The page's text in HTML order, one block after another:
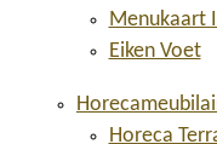
Menukaart
Eiken Voet
Horeca